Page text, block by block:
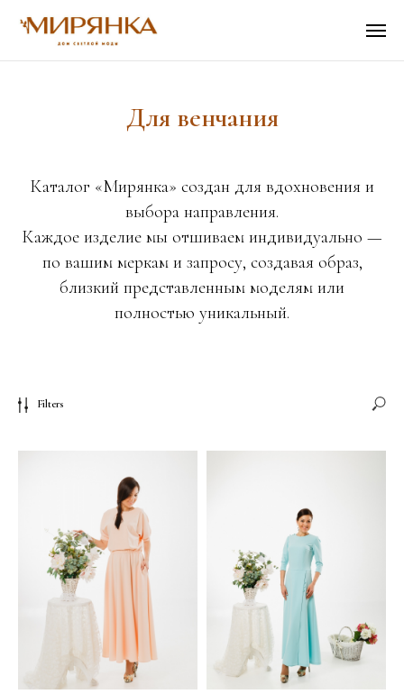
Для венчания
Каталог «Мирянка» создан для вдохновения и
выбора направления.
Каждое изделие мы отшиваем индивидуально —
по вашим меркам и запросу, создавая образ,
близкий представленным моделям или
полностью уникальный.
Filters